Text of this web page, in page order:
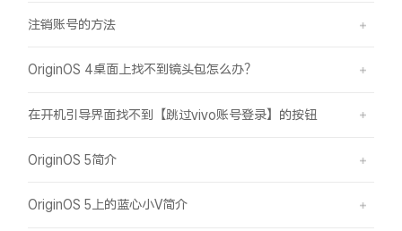
注销账号的方法
OriginOS 4桌面上找不到镜头包怎么办？
在开机引导界面找不到【跳过vivo账号登录】的按钮
OriginOS 5简介
OriginOS 5上的蓝心小V简介